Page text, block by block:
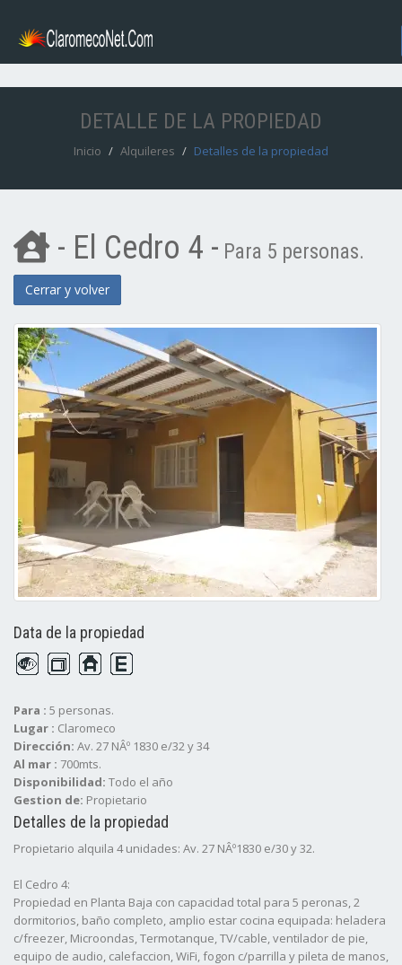
DETALLE DE LA PROPIEDAD
Inicio Alquileres Detalles de la propiedad
- El Cedro 4 - Para 5 personas.
Cerrar y volver
Data de la propiedad
Para : 5 personas.
Lugar : Claromeco
Dirección: Av. 27 NÂº 1830 e/32 y 34
Al mar : 700mts.
Disponibilidad: Todo el año
Gestion de: Propietario
Detalles de la propiedad
Propietario alquila 4 unidades: Av. 27 NÂº1830 e/30 y 32.
El Cedro 4:
Propiedad en Planta Baja con capacidad total para 5 peronas, 2
dormitorios, baño completo, amplio estar cocina equipada: heladera
c/freezer, Microondas, Termotanque, TV/cable, ventilador de pie,
equipo de audio, calefaccion, WiFi, fogon c/parrilla y pileta de manos,